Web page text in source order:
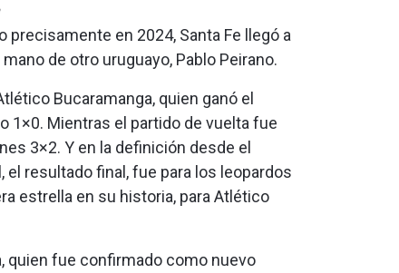
precisamente en 2024, Santa Fe llegó a
mano de otro uruguayo, Pablo Peirano.
Bucaramanga, quien ganó el
1×0. Mientras el partido de vuelta fue
3×2. Y en la definición desde el
el resultado final, fue para los leopardos
estrella en su historia, para Atlético
quien fue confirmado como nuevo